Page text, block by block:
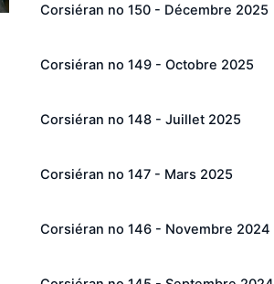
Corsiéran no 150 - Décembre 2025
Corsiéran no 149 - Octobre 2025
Corsiéran no 148 - Juillet 2025
Corsiéran no 147 - Mars 2025
Corsiéran no 146 - Novembre 2024